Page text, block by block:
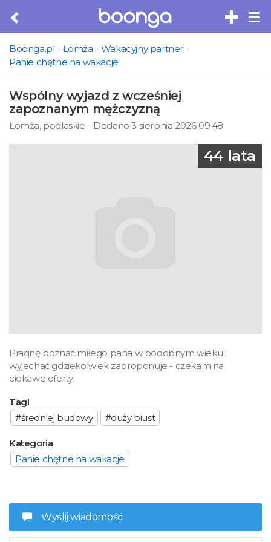
Boonga.pl
Łomża
Wakacyjny partner
Panie chętne na wakacje
Wspólny wyjazd z wcześniej
zapoznanym mężczyzną
Łomża, podlaskie Dodano 3 sierpnia 2026 09:48
44 lata
Pragnę poznać miłego pana w podobnym wieku i
wyjechać gdziekolwiek zaproponuje - czekam na
ciekawe oferty.
Tagi
#średniej budowy
#duży biust
Kategoria
Panie chętne na wakacje
Wyślij wiadomość